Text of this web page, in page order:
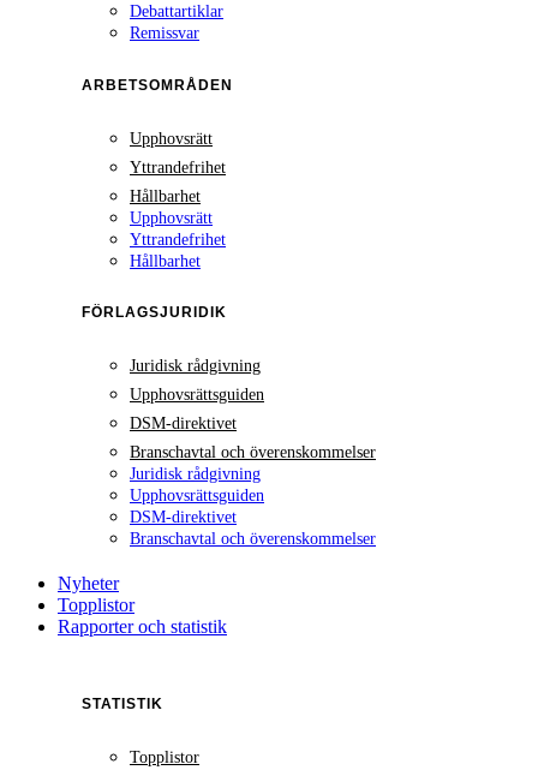
Debattartiklar
Remissvar
ARBETSOMRÅDEN
Upphovsrätt
Yttrandefrihet
Hållbarhet
Upphovsrätt
Yttrandefrihet
Hållbarhet
FÖRLAGSJURIDIK
Juridisk rådgivning
Upphovsrättsguiden
DSM-direktivet
Branschavtal och överenskommelser
Juridisk rådgivning
Upphovsrättsguiden
DSM-direktivet
Branschavtal och överenskommelser
Nyheter
Topplistor
Rapporter och statistik
STATISTIK
Topplistor